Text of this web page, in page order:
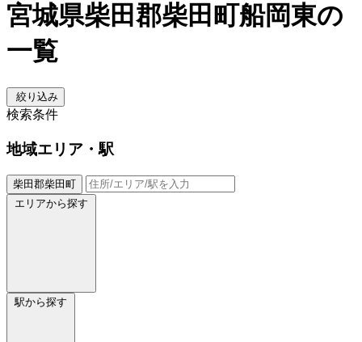
宮城県柴田郡柴田町船岡東の
一覧
絞り込み
検索条件
地域エリア・駅
柴田郡柴田町
エリアから探す
駅から探す